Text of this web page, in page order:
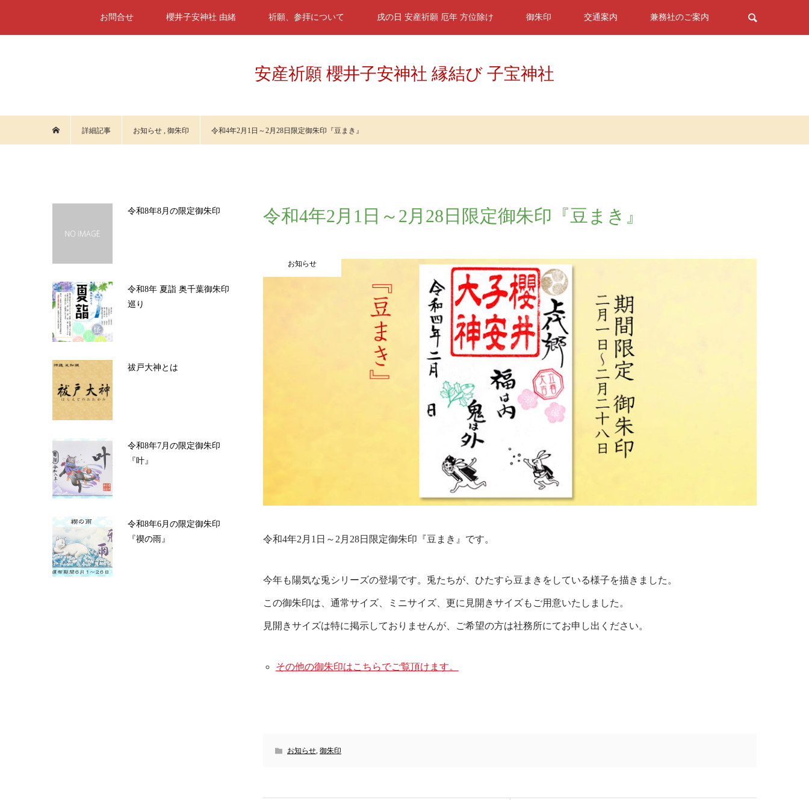
お問合せ 櫻井子安神社 由緒 祈願、参拝について 戌の日 安産祈願 厄年 方位除け 御朱印 交通案内 兼務社のご案内
安産祈願 櫻井子安神社 縁結び 子宝神社
詳細記事 お知らせ , 御朱印 令和4年2月1日～2月28日限定御朱印『豆まき』
令和4年2月1日～2月28日限定御朱印『豆まき』
お知らせ
令和4年2月1日～2月28日限定御朱印『豆まき』です。
今年も陽気な兎シリーズの登場です。兎たちが、ひたすら豆まきをしている様子を描きました。
この御朱印は、通常サイズ、ミニサイズ、更に見開きサイズもご用意いたしました。
見開きサイズは特に掲示しておりませんが、ご希望の方は社務所にてお申し出ください。
その他の御朱印はこちらでご覧頂けます。
お知らせ 御朱印
令和8年8月の限定御朱印
令和8年 夏詣 奥千葉御朱印
巡り
祓戸大神とは
令和8年7月の限定御朱印
『叶』
令和8年6月の限定御朱印
『禊の雨』